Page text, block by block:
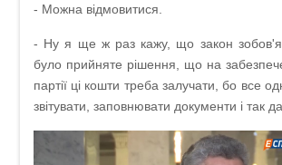
- Можна відмовитися.
- Ну я ще ж раз кажу, що закон
було прийняте рішення, що на
партії ці кошти треба залучати, бо все
звітувати, заповнювати документи і так